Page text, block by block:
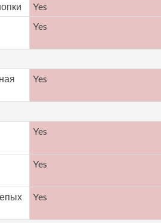
Yes
Yes
Yes
Yes
Yes
Yes